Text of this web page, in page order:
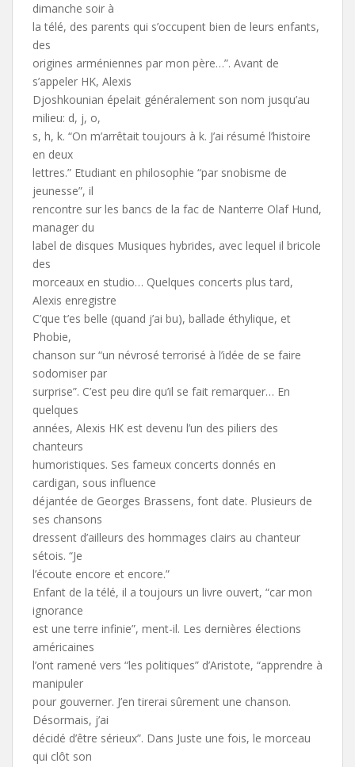
dimanche soir à
la télé, des parents qui s’occupent bien de leurs enfants,
des
origines arméniennes par mon père…”. Avant de
s’appeler HK, Alexis
Djoshkounian épelait généralement son nom jusqu’au
milieu: d, j, o,
s, h, k. “On m’arrêtait toujours à k. J’ai résumé l’histoire
en deux
lettres.” Etudiant en philosophie “par snobisme de
jeunesse”, il
rencontre sur les bancs de la fac de Nanterre Olaf Hund,
manager du
label de disques Musiques hybrides, avec lequel il bricole
des
morceaux en studio… Quelques concerts plus tard,
Alexis enregistre
C’que t’es belle (quand j’ai bu), ballade éthylique, et
Phobie,
chanson sur “un névrosé terrorisé à l’idée de se faire
sodomiser par
surprise”. C’est peu dire qu’il se fait remarquer… En
quelques
années, Alexis HK est devenu l’un des piliers des
chanteurs
humoristiques. Ses fameux concerts donnés en
cardigan, sous influence
déjantée de Georges Brassens, font date. Plusieurs de
ses chansons
dressent d’ailleurs des hommages clairs au chanteur
sétois. “Je
l’écoute encore et encore.”
Enfant de la télé, il a toujours un livre ouvert, “car mon
ignorance
est une terre infinie”, ment-il. Les dernières élections
américaines
l’ont ramené vers “les politiques” d’Aristote, “apprendre à
manipuler
pour gouverner. J’en tirerai sûrement une chanson.
Désormais, j’ai
décidé d’être sérieux”. Dans Juste une fois, le morceau
qui clôt son